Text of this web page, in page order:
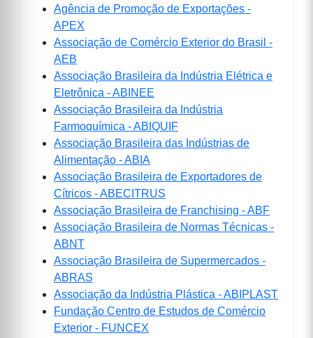
Agência de Promoção de Exportações -
APEX
Associação de Comércio Exterior do Brasil -
AEB
Associação Brasileira da Indústria Elétrica e
Eletrônica - ABINEE
Associação Brasileira da Indústria
Farmoquímica - ABIQUIF
Associação Brasileira das Indústrias de
Alimentação - ABIA
Associação Brasileira de Exportadores de
Cítricos - ABECITRUS
Associação Brasileira de Franchising - ABF
Associação Brasileira de Normas Técnicas -
ABNT
Associação Brasileira de Supermercados -
ABRAS
Associação da Indústria Plástica - ABIPLAST
Fundação Centro de Estudos de Comércio
Exterior - FUNCEX